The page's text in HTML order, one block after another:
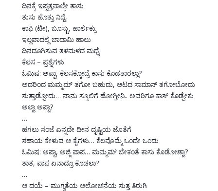
ದಿ‍ನಕ್ಕೆ ಇಪ್ಪತ್ತನಾಲ್ಕೇ‍ ತಾಸು‍
ತುಸು ಹೊತ್ತು ನಿದ್ದೆ,
‍ಕಾಫಿ ‍(ಟೀ), ಬೂಸ್ಟು, ಹಾರ್ಲಿಕ್ಸು
‍ಇಲ್ಲವಾದಲ್ಲಿ‍ ಬಾದಾಮಿ ಹಾಲು
‍ದಿನದೂಗಿಸುವ ತಳಮಳದ ಮಧ್ಯೆ
‍ಕೆಲಸ – ಪ್ರಶ್ನೆಗಳು‍
‍ಓ‍ಮಿಷ: ಅಪ್ಪಾ, ಕೆಲಸಕ್ಕೋದ್ರೆ ಕಾಸು ಕೊಡತಾರಲ್ಲಾ?
ಅದರಿಂದ ಮ‍ಮ್ಮಮ್ ತಗೋ ಬಹುದು, ಆಟದ ಸಾಮಾನ್ ತಗೋ‍ಬೋದು
‍ಸುತ್ತಾಡ್ಬೋದು… ನಾನು ಸ್ಕೂಲಿಗೆ ಹೋಗ್ತೀನಿ.. ಅವರಿಗೂ ಕಾಸ್ ಕೊಡ್ಬೇಕು
ಅಲ್ವಾ ಅಪ್ಪಾ?
…‍‍
ಹಗಲು‍ ಸಂಜೆ ಎನ್ನದೇ ದೀನ ದೃಷ್ಟಿಯ ಜೊತೆಗೆ
‍ಸಹಾಯ ಕೇಳುವ ಆ ಕೈಗಳು… ಕೆಲವೊ‍ಮ್ಮೆ ಒಂದೇ ಒಂದು
‍ಓ‍ಮಿಷ: ಅಪ್ಪಾ, ಅಜ್ಜಿ ಪಾಪ… ಮಮ್ಮಮ್ ಬೇಕಂತೆ ಕಾಸು ಕೊಡೋಣ್ವಾ?
‍ತಾತ, ಪಾಪ ಏನಾದ್ರೂ ಕೊಡಲಾ?
‍…
ಆ ದಯೆ – ಮುಗ್ದತೆಯ ಆಲೋಚನೆಯ ಸುತ್ತ ತಿರುಗಿ